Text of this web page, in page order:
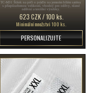
TC-M31 Štítek na péči o prádlo na jemném bílém saténu
s přizpůsobenou velikostí, vhodný pro oděvy, různé
oděvní a textilní výrobky.
623 CZK / 100 ks.
Minimální množství: 100 ks.
PERSONALIZUJTE